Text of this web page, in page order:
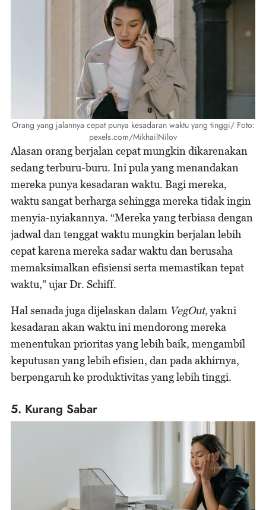
Orang yang jalannya cepat punya kesadaran waktu yang tinggi/ Foto:
pexels.com/MikhailNilov
Alasan orang berjalan cepat mungkin dikarenakan
sedang terburu-buru. Ini pula yang menandakan
mereka punya kesadaran waktu. Bagi mereka,
waktu sangat berharga sehingga mereka tidak ingin
menyia-nyiakannya. “Mereka yang terbiasa dengan
jadwal dan tenggat waktu mungkin berjalan lebih
cepat karena mereka sadar waktu dan berusaha
memaksimalkan efisiensi serta memastikan tepat
waktu,” ujar Dr. Schiff.
Hal senada juga dijelaskan dalam VegOut, yakni
kesadaran akan waktu ini mendorong mereka
menentukan prioritas yang lebih baik, mengambil
keputusan yang lebih efisien, dan pada akhirnya,
berpengaruh ke produktivitas yang lebih tinggi.
5. Kurang Sabar